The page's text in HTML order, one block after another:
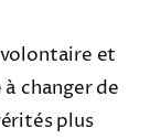
et
changer de
plus